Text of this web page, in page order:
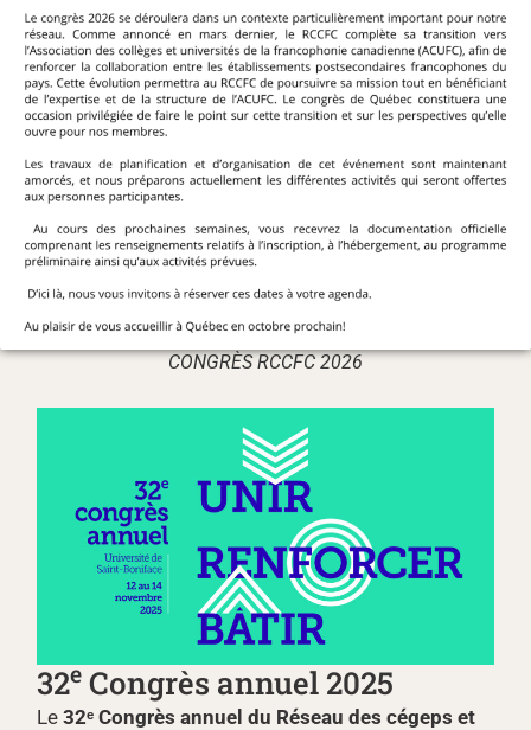
CONGRÈS RCCFC 2026
32e Congrès annuel 2025
Le32ᵉ Congrès annuel du Réseau des cégeps et